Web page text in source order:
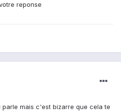
reponse
parle mais c'est bizarre que cela te